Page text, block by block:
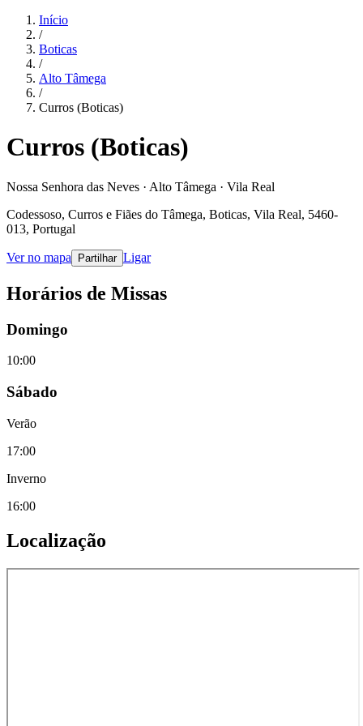
Início
/
Boticas
/
Alto Tâmega
/
Curros (Boticas)
Curros (Boticas)
Nossa Senhora das Neves · Alto Tâmega · Vila Real
Codessoso, Curros e Fiães do Tâmega, Boticas, Vila Real, 5460-
013, Portugal
Ver no mapa Partilhar Ligar
Horários de Missas
Domingo
10:00
Sábado
Verão
17:00
Inverno
16:00
Localização